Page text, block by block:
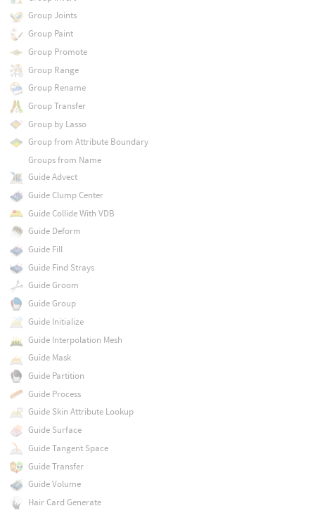
Group Joints
Group Paint
Group Promote
Group Range
Group Rename
Group Transfer
Group by Lasso
Group from Attribute Boundary
Groups from Name
Guide Advect
Guide Clump Center
Guide Collide With VDB
Guide Deform
Guide Fill
Guide Find Strays
Guide Groom
Guide Group
Guide Initialize
Guide Interpolation Mesh
Guide Mask
Guide Partition
Guide Process
Guide Skin Attribute Lookup
Guide Surface
Guide Tangent Space
Guide Transfer
Guide Volume
Hair Card Generate